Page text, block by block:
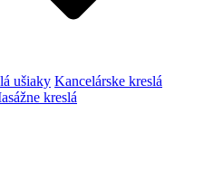
ušiaky Kancelárske kreslá
kreslá